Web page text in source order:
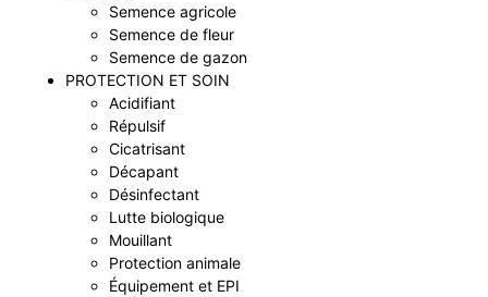
Semence agricole
Semence de fleur
Semence de gazon
PROTECTION ET SOIN
Acidifiant
Répulsif
Cicatrisant
Décapant
Désinfectant
Lutte biologique
Mouillant
Protection animale
Équipement et EPI